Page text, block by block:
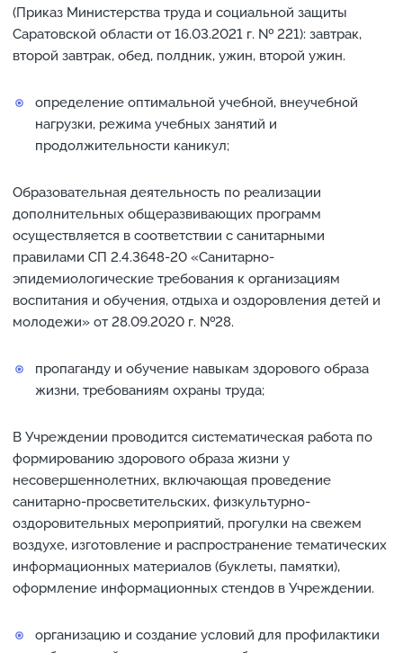
(Приказ Министерства труда и социальной защиты
Саратовской области от 16.03.2021 г. № 221): завтрак,
второй завтрак, обед, полдник, ужин, второй ужин.
определение оптимальной учебной, внеучебной
нагрузки, режима учебных занятий и
продолжительности каникул;
Образовательная деятельность по реализации
дополнительных общеразвивающих программ
осуществляется в соответствии с санитарными
правилами СП 2.4.3648-20 «Санитарно-
эпидемиологические требования к организациям
воспитания и обучения, отдыха и оздоровления детей и
молодежи» от 28.09.2020 г. №28.
пропаганду и обучение навыкам здорового образа
жизни, требованиям охраны труда;
В Учреждении проводится систематическая работа по
формированию здорового образа жизни у
несовершеннолетних, включающая проведение
санитарно-просветительских, физкультурно-
оздоровительных мероприятий, прогулки на свежем
воздухе, изготовление и распространение тематических
информационных материалов (буклеты, памятки),
оформление информационных стендов в Учреждении.
организацию и создание условий для профилактики